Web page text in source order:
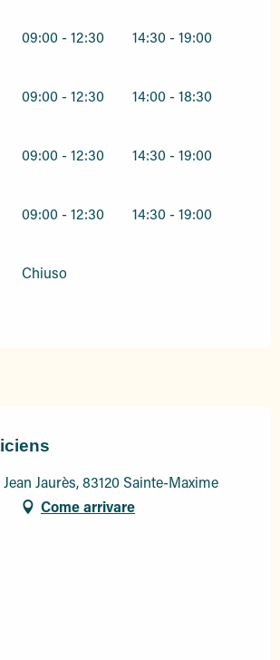
09:00 - 12:30 14:30 - 19:00
09:00 - 12:30 14:00 - 18:30
09:00 - 12:30 14:30 - 19:00
09:00 - 12:30 14:30 - 19:00
Chiuso
Jaurès, 83120 Sainte-Maxime
Come arrivare